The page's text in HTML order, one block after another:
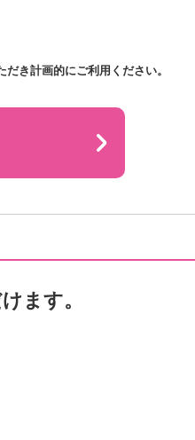
き計画的にご利用ください。
ます。